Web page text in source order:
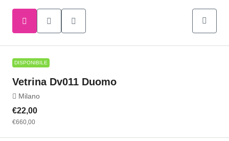
DISPONIBILE
Vetrina Dv011 Duomo
Milano
€22,00
€660,00